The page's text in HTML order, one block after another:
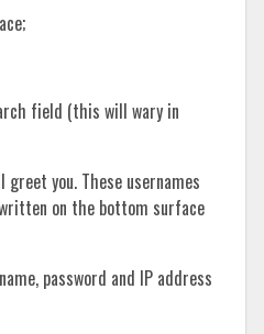
field (this will wary in
you. These usernames
on the bottom surface
password and IP address